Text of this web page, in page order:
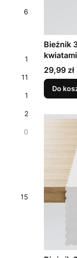
6
1
11
1
2
0
15
Bieżnik 38x140cm wodoodporny z
Cena
29,99 zł
Do